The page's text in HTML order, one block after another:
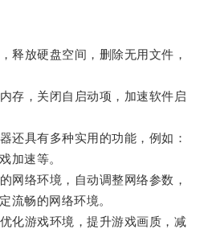
放硬盘空间，删除无用文件，
，关闭自启动项，加速软件启
具有多种实用的功能，例如：
加速等。
络环境，自动调整网络参数，
流畅的网络环境。
游戏环境，提升游戏画质，减